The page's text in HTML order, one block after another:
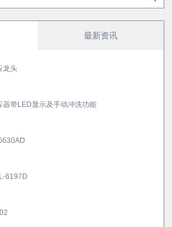
最新资讯
龙头
器带LED显示及手动冲洗功能
6197D